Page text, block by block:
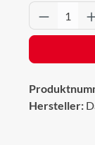
Produkt
Hersteller: